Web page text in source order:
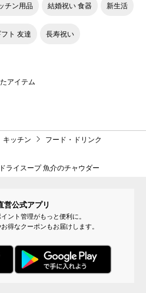
チン用品 結婚祝い 食器 新生活
ト 友達 長寿祝い
アイテム
キッチン
フード・ドリンク
ライスープ 魚介のチャウダー
営公式アプリ
ント管理がもっと便利に。
得なクーポンもお届けします。